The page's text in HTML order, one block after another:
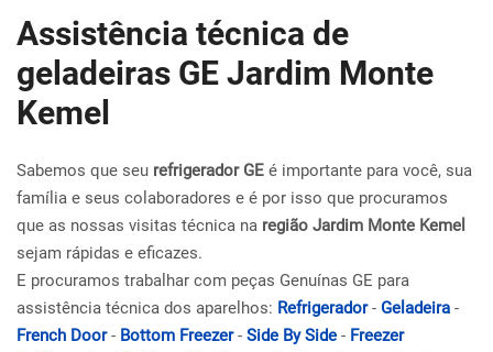
Assistência técnica de
geladeiras GE Jardim Monte
Kemel
Sabemos que seu refrigerador GE é importante para você, sua
família e seus colaboradores e é por isso que procuramos
que as nossas visitas técnica na região Jardim Monte Kemel
sejam rápidas e eficazes.
E procuramos trabalhar com peças Genuínas GE para
assistência técnica dos aparelhos: Refrigerador- Geladeira -
French Door- Bottom Freezer- Side By Side - Freezer